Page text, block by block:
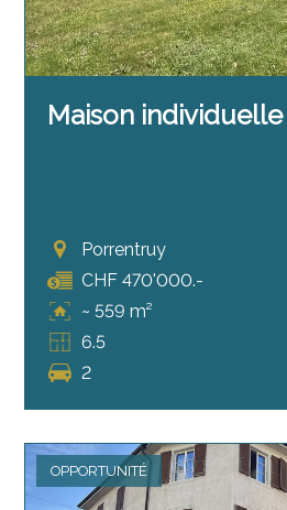
Maison individuelle
Porrentruy
CHF 470'000.-
~ 559 m²
6.5
2
OPPORTUNITÉ